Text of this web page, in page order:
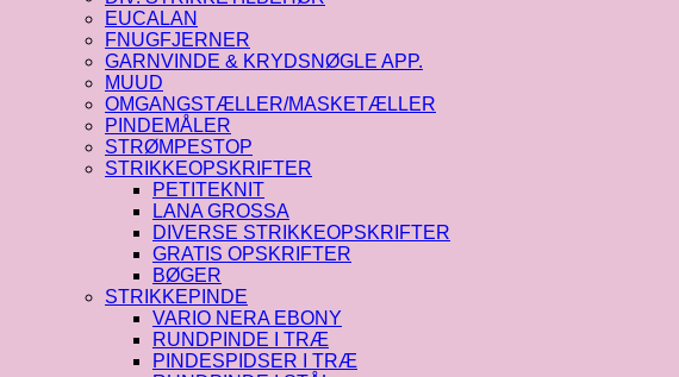
EUCALAN
FNUGFJERNER
GARNVINDE & KRYDSNØGLE APP.
MUUD
OMGANGSTÆLLER/MASKETÆLLER
PINDEMÅLER
STRØMPESTOP
STRIKKEOPSKRIFTER
PETITEKNIT
LANA GROSSA
DIVERSE STRIKKEOPSKRIFTER
GRATIS OPSKRIFTER
BØGER
STRIKKEPINDE
VARIO NERA EBONY
RUNDPINDE I TRÆ
PINDESPIDSER I TRÆ